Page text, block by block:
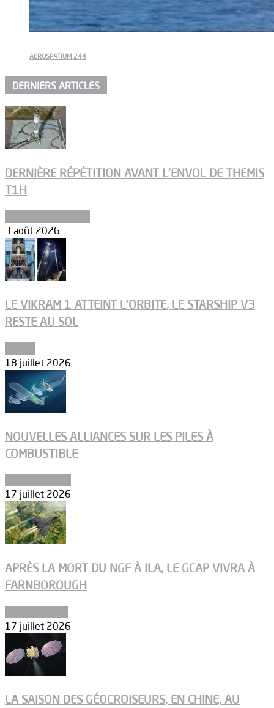
AEROSPATIUM 244
DERNIERS ARTICLES
DERNIÈRE RÉPÉTITION AVANT L’ENVOL DE THEMIS
T1H
3 août 2026
LE VIKRAM 1 ATTEINT L’ORBITE, LE STARSHIP V3
RESTE AU SOL
18 juillet 2026
NOUVELLES ALLIANCES SUR LES PILES À
COMBUSTIBLE
17 juillet 2026
APRÈS LA MORT DU NGF À ILA, LE GCAP VIVRA À
FARNBOROUGH
17 juillet 2026
LA SAISON DES GÉOCROISEURS, EN CHINE, AU